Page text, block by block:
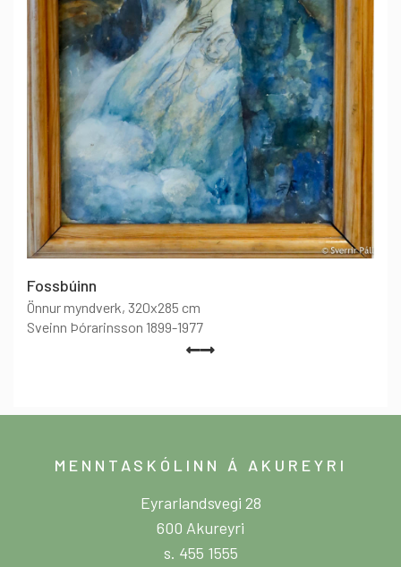
Fossbúinn
Önnur myndverk, 320x285 cm
Sveinn Þórarinsson 1899-1977
MENNTASKÓLINN Á AKUREYRI
Eyrarlandsvegi 28
600 Akureyri
s. 455 1555